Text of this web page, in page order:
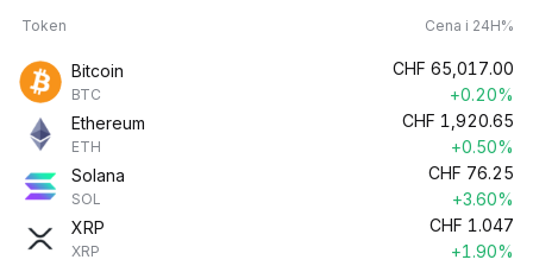
Token Cena i 24H%
Bitcoin
BTC
CHF 65,017.00
+0.20%
Ethereum
ETH
CHF 1,920.65
+0.50%
Solana
SOL
CHF 76.25
+3.60%
XRP
XRP
CHF 1.047
+1.90%